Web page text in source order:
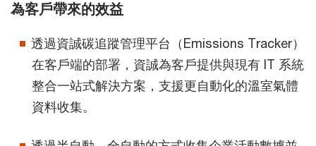
為客戶帶來的效益
透過資誠碳追蹤管理平台（Emissions Tracker）
在客戶端的部署，資誠為客戶提供與現有 IT 系統
整合一站式解決方案，支援更自動化的溫室氣體
資料收集。